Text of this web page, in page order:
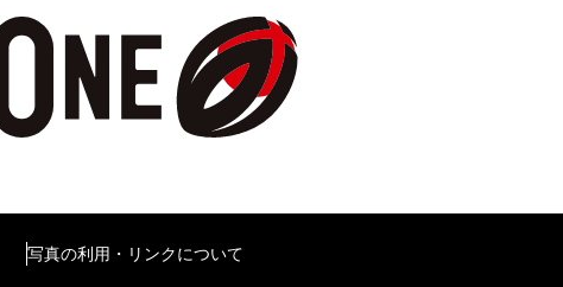
写真の利用・リンクについて